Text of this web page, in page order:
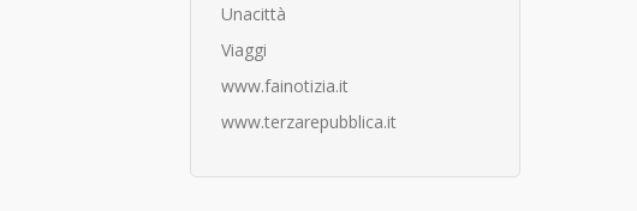
Unacittà
Viaggi
www.fainotizia.it
www.terzarepubblica.it